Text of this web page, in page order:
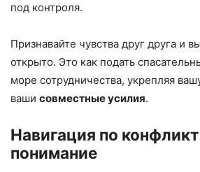
под контроля.
Признавайте чувства друг друга и
открыто. Это как подать
море сотрудничества, укрепляя
ваши совместные усилия.
Навигация по
понимание